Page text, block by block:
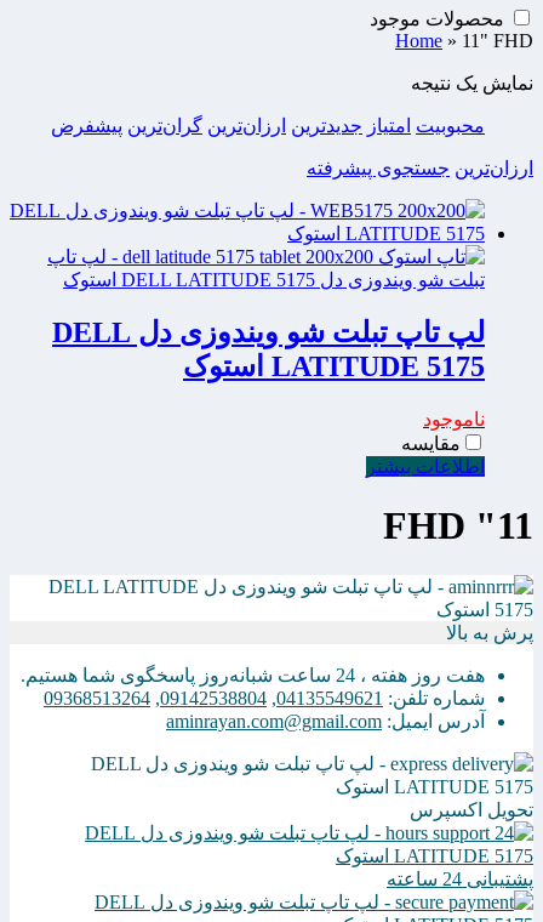
محصولات موجود
Home » 11" FHD
نمایش یک نتیجه
محبوبیت امتیاز جدیدترین ارزان‌ترین گران‌ترین پیشفرض
ارزان‌ترین جستجوی پیشرفته
لپ تاپ تبلت شو ویندوزی دل DELL
LATITUDE 5175 استوک
ناموجود
مقایسه
اطلاعات بیشتر
11" FHD
پرش به بالا
هفت روز هفته ، 24 ساعت شبانه‌روز پاسخگوی شما هستیم.
شماره تلفن: 04135549621
,
09142538804
,
09368513264
آدرس ایمیل: aminrayan.com@gmail.com
تحویل اکسپرس
پشتیبانی 24 ساعته